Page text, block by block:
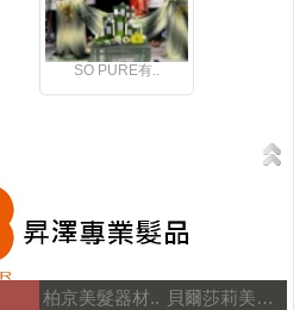
SO PURE有..
柏京美髮器材.. 貝爾莎莉美髮美容補習..